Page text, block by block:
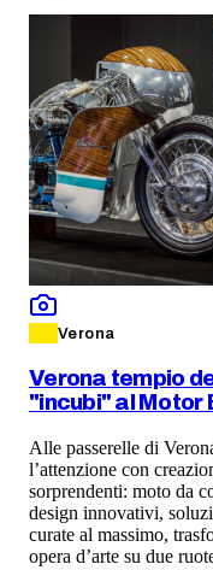
Verona
Verona tempio
"incubi" al Motor
Alle passerelle di
l’attenzione con
sorprendenti: moto da
design innovativi,
curate al massimo,
opera d’arte su due